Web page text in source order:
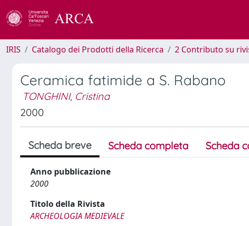
IRIS Catalogo dei Prodotti della Ricerca 2 Contributo su
Ceramica fatimide a S. Rabano
TONGHINI, Cristina
2000
Scheda breve Scheda completa Scheda
Anno pubblicazione
2000
Titolo della Rivista
ARCHEOLOGIA MEDIEVALE